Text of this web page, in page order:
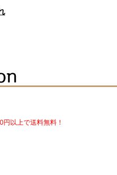
以上で送料無料！